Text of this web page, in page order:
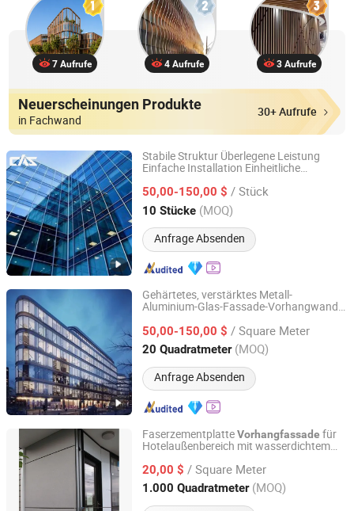
7 Aufrufe 4 Aufrufe 3 Aufrufe
Neuerscheinungen Produkte
in Fachwand
30+ Aufrufe
Stabile Struktur Überlegene Leistung
Einfache Installation Einheitliche
50,00-150,00 $ / Stück
10 Stücke (MOQ)
Anfrage Absenden
Cas Facade Co., Ltd
Guangdong, China Seit 2025
Gehärtetes, verstärktes Metall-
Aluminium-Glas-Fassade-Vorhangwand
Gewerbebauten
50,00-150,00 $ / Square Meter
20 Quadratmeter (MOQ)
Anfrage Absenden
Hebei Zhifa Doors and Windows Co., Ltd.
Hebei, China Seit 2024
FaserzementplatteVorhangfassade für
Hotelaußenbereich mit wasserdichtem
20,00 $ / Square Meter
1.000 Quadratmeter (MOQ)
Guangzhou New View Building Mate-Rial Co. Ltd.
Guangdong, China Seit 2026